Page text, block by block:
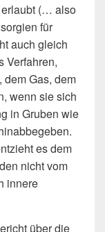
erlaubt (… also
für
auch gleich
Verfahren,
Gas, dem
wenn sie sich
in Gruben wie
es dem
nicht vom
innere
über die